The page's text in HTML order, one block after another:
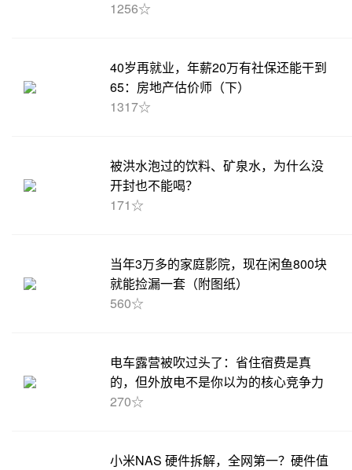
1256☆
40岁再就业，年薪20万有社保还能干到
65：房地产估价师（下）
1317☆
被洪水泡过的饮料、矿泉水，为什么没
开封也不能喝？
171☆
当年3万多的家庭影院，现在闲鱼800块
就能捡漏一套（附图纸）
560☆
电车露营被吹过头了：省住宿费是真
的，但外放电不是你以为的核心竞争力
270☆
小米NAS 硬件拆解，全网第一？硬件值